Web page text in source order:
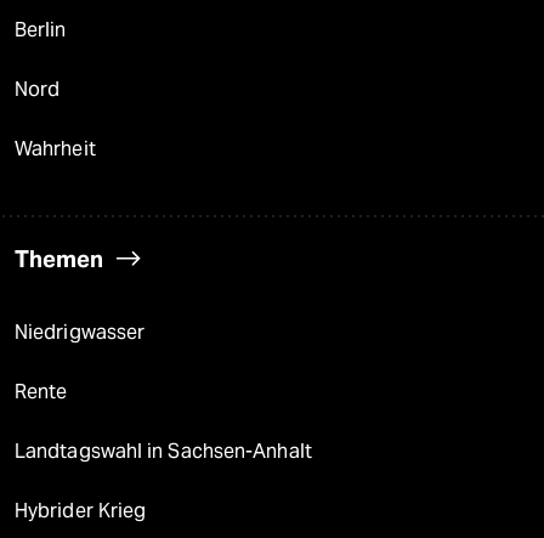
Berlin
Nord
Wahrheit
Themen
Niedrigwasser
Rente
Landtagswahl in Sachsen-Anhalt
Hybrider Krieg